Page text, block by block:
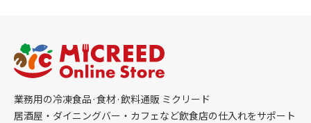
業務用の冷凍食品·食材·飲料通販 ミクリード
居酒屋・ダイニングバー・カフェなど飲食店の仕入れをサポート